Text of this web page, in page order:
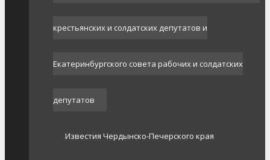
крестьянских и солдатских депутатов и
Екатеринбургского совета рабочих и солдатских
депутатов
Известия Чердынско-Печерского края